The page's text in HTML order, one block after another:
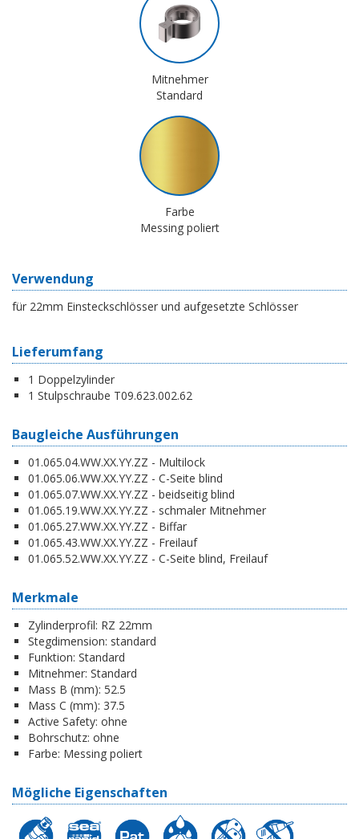
Mitnehmer
Standard
Farbe
Messing poliert
Verwendung
für 22mm Einsteckschlösser und aufgesetzte Schlösser
Lieferumfang
1 Doppelzylinder
1 Stulpschraube T09.623.002.62
Baugleiche Ausführungen
01.065.04.WW.XX.YY.ZZ - Multilock
01.065.06.WW.XX.YY.ZZ - C-Seite blind
01.065.07.WW.XX.YY.ZZ - beidseitig blind
01.065.19.WW.XX.YY.ZZ - schmaler Mitnehmer
01.065.27.WW.XX.YY.ZZ - Biffar
01.065.43.WW.XX.YY.ZZ - Freilauf
01.065.52.WW.XX.YY.ZZ - C-Seite blind, Freilauf
Merkmale
Zylinderprofil: RZ 22mm
Stegdimension: standard
Funktion: Standard
Mitnehmer: Standard
Mass B (mm): 52.5
Mass C (mm): 37.5
Active Safety: ohne
Bohrschutz: ohne
Farbe: Messing poliert
Mögliche Eigenschaften